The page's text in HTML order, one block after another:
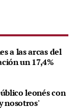
a las arcas del
un 17,4%
leonés con
nosotros'